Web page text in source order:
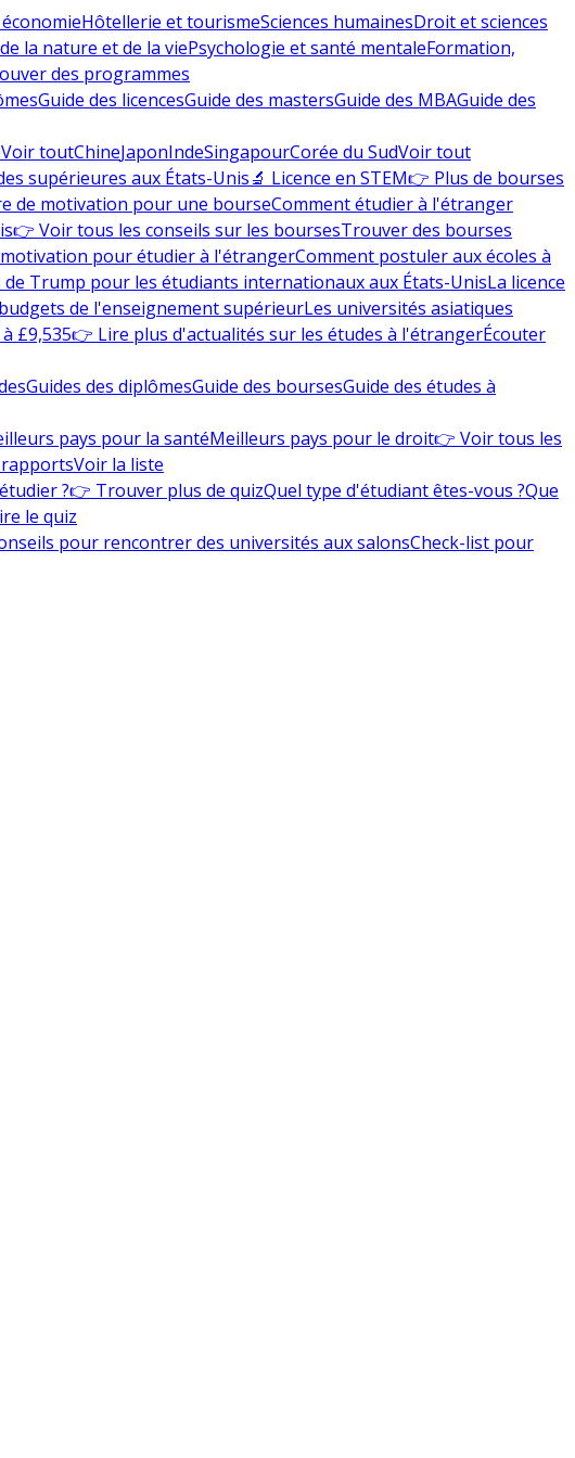
Hôtellerie et tourismeSciences humainesDroit et sciences
la nature et de la viePsychologie et santé mentaleFormation,
des programmes
Guide des licencesGuide des mastersGuide des MBAGuide des
Voir toutChineJaponIndeSingapourCorée du SudVoir tout
supérieures aux États-Unis🔬 Licence en STEM👉 Plus de bourses
de motivation pour une bourseComment étudier à l'étranger
👉 Voir tous les conseils sur les boursesTrouver des bourses
pour étudier à l'étrangerComment postuler aux écoles à
de Trump pour les étudiants internationaux aux États-UnisLa licence
de l'enseignement supérieurLes universités asiatiques
£9,535👉 Lire plus d'actualités sur les études à l'étrangerÉcouter
Guides des diplômesGuide des boursesGuide des études à
pays pour la santéMeilleurs pays pour le droit👉 Voir tous les
Voir la liste
?👉 Trouver plus de quizQuel type d'étudiant êtes-vous ?Que
le quiz
pour rencontrer des universités aux salonsCheck-list pour